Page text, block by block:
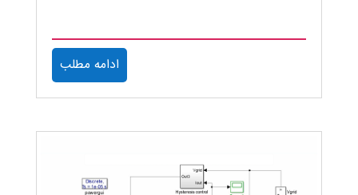
ادامه مطلب